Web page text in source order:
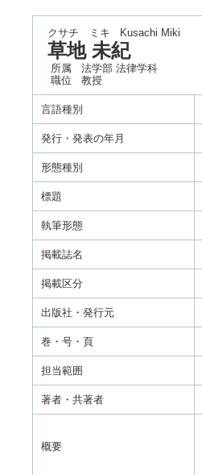
クサチ ミキ Kusachi Miki
草地 未紀
所属
法学部 法律学科
職位
教授
言語種別
発行・発表の年月
形態種別
標題
執筆形態
掲載誌名
掲載区分
出版社・発行元
巻・号・頁
担当範囲
著者・共著者
概要